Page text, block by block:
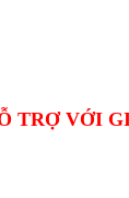
TRỢ VỚI